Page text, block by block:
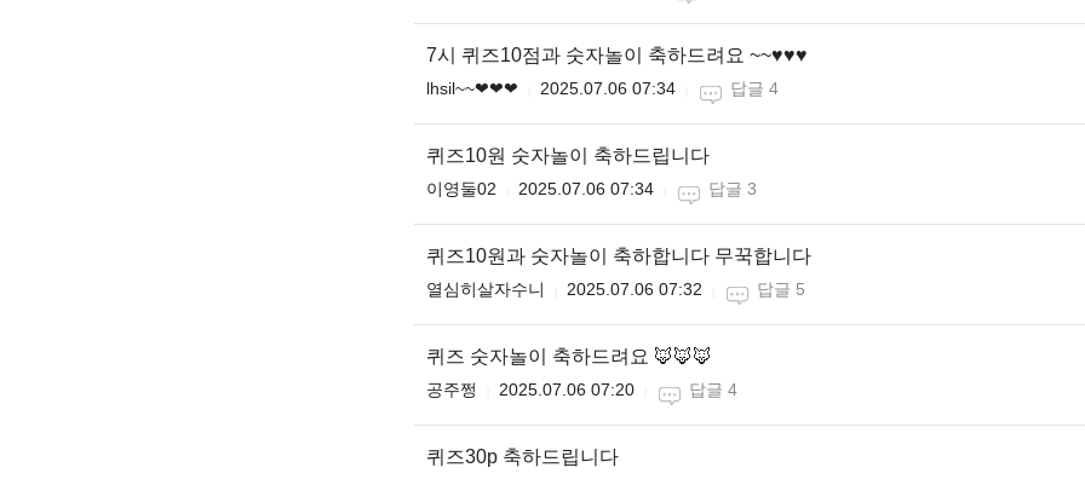
7시 퀴즈10점과 숫자놀이 축하드려요 ~~♥♥♥
lhsil~~❤❤❤ 2025.07.06 07:34 답글 4
퀴즈10원 숫자놀이 축하드립니다
이영둘02 2025.07.06 07:34 답글 3
퀴즈10원과 숫자놀이 축하합니다 무꾹합니다
열심히살자수니 2025.07.06 07:32 답글 5
퀴즈 숫자놀이 축하드려요 🦊🦊🦊
공주쩡 2025.07.06 07:20 답글 4
퀴즈30p 축하드립니다